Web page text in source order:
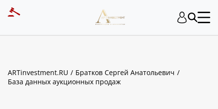
ARTinvestment.RU
Братков Сергей Анатольевич
База данных аукционных продаж